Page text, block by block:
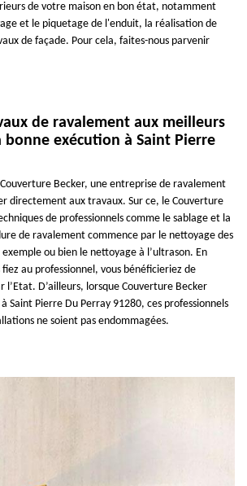
de votre maison en bon état, notamment
et le piquetage de l'enduit, la réalisation de
de façade. Pour cela, faites-nous parvenir
de ravalement aux meilleurs
bonne exécution à Saint Pierre
Becker, une entreprise de ravalement
directement aux travaux. Sur ce, le Couverture
de professionnels comme le sablage et la
de ravalement commence par le nettoyage des
ou bien le nettoyage à l’ultrason. En
au professionnel, vous bénéficieriez de
l’Etat. D’ailleurs, lorsque Couverture Becker
Saint Pierre Du Perray 91280, ces professionnels
ne soient pas endommagées.